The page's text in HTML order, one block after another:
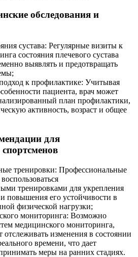
обследования и
сустава: Регулярные визиты к
состояния плечевого сустава
выявлять и предотвращать
к профилактике: Учитывая
пациента, врач может
план профилактики,
активность, возраст и общее
для
тренировки: Профессиональные
тренировками для укрепления
и повышения его устойчивости в
физической нагрузки;
мониторинга: Возможно
медицинского мониторинга,
отслеживать изменения в состоянии
времени, что дает
меры на ранних стадиях.